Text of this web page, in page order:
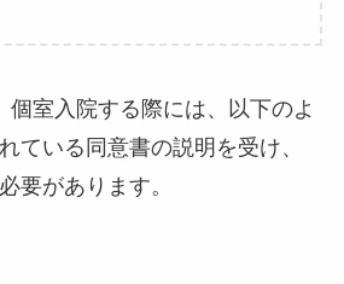
個室入院する際には、以下のよ
ている同意書の説明を受け、
要があります。